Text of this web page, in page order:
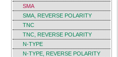
SMA
SMA, REVERSE POLARITY
TNC
TNC, REVERSE POLARITY
N-TYPE
N-TYPE, REVERSE POLARITY